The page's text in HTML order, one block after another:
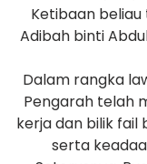
Ketibaan
Adibah binti
Dalam rangka
Pengarah telah
kerja dan bilik fail
serta